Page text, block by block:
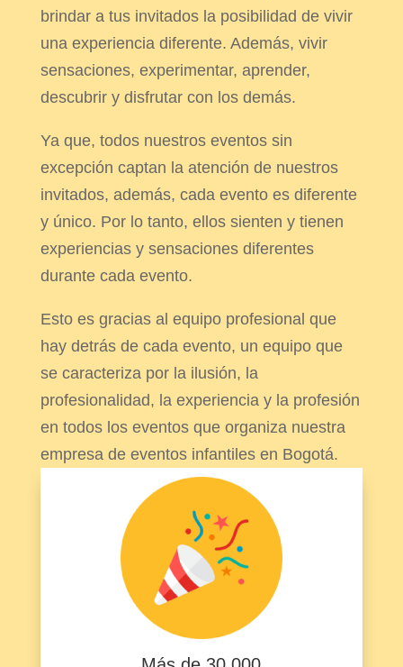
brindar a tus invitados la posibilidad de vivir
una experiencia diferente. Además, vivir
sensaciones, experimentar, aprender,
descubrir y disfrutar con los demás.
Ya que, todos nuestros eventos sin
excepción captan la atención de nuestros
invitados, además, cada evento es diferente
y único. Por lo tanto, ellos sienten y tienen
experiencias y sensaciones diferentes
durante cada evento.
Esto es gracias al equipo profesional que
hay detrás de cada evento, un equipo que
se caracteriza por la ilusión, la
profesionalidad, la experiencia y la profesión
en todos los eventos que organiza nuestra
empresa de eventos infantiles en Bogotá.